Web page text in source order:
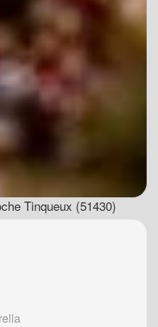
Tinqueux (51430)